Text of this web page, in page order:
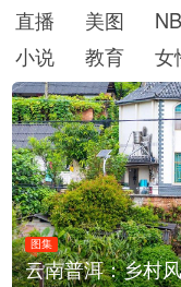
直播
美图
小说
教育 女
图集
云南普洱：乡村